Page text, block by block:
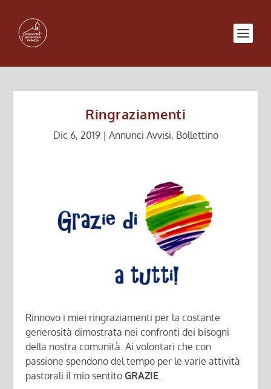
Ringraziamenti
Dic 6, 2019| Annunci Avvisi, Bollettino
Rinnovo i miei ringraziamenti per la costante
generosità dimostrata nei confronti dei bisogni
della nostra comunità. Ai volontari che con
passione spendono del tempo per le varie attività
pastorali il mio sentitoGRAZIE.